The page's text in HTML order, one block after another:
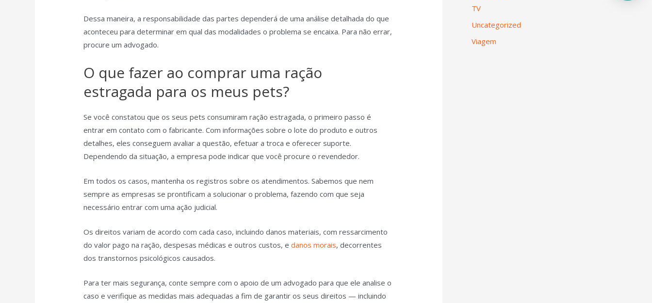
Dessa maneira, a responsabilidade das partes dependerá de uma análise detalhada do que
aconteceu para determinar em qual das modalidades o problema se encaixa. Para não errar,
procure um advogado.
O que fazer ao comprar uma ração
estragada para os meus pets?
Se você constatou que os seus pets consumiram ração estragada, o primeiro passo é
entrar em contato com o fabricante. Com informações sobre o lote do produto e outros
detalhes, eles conseguem avaliar a questão, efetuar a troca e oferecer suporte.
Dependendo da situação, a empresa pode indicar que você procure o revendedor.
Em todos os casos, mantenha os registros sobre os atendimentos. Sabemos que nem
sempre as empresas se prontificam a solucionar o problema, fazendo com que seja
necessário entrar com uma ação judicial.
Os direitos variam de acordo com cada caso, incluindo danos materiais, com ressarcimento
do valor pago na ração, despesas médicas e outros custos, edanos morais, decorrentes
dos transtornos psicológicos causados.
Para ter mais segurança, conte sempre com o apoio de um advogado para que ele analise o
caso e verifique as medidas mais adequadas a fim de garantir os seus direitos — incluindo
TV
Uncategorized
Viagem